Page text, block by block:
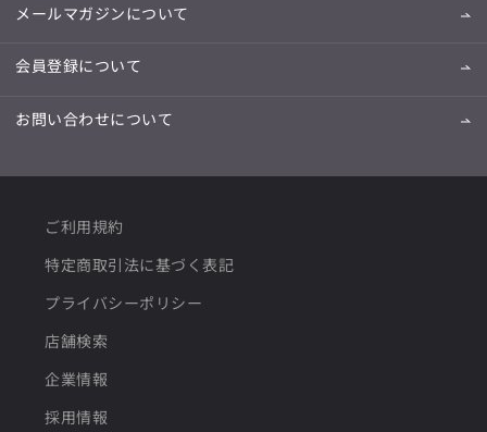
メールマガジンについて
会員登録について
お問い合わせについて
ご利用規約
特定商取引法に基づく表記
プライバシーポリシー
店舗検索
企業情報
採用情報